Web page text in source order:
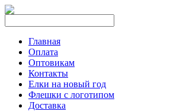
Главная
Оплата
Оптовикам
Контакты
Елки на новый год
Флешки с логотипом
Доставка